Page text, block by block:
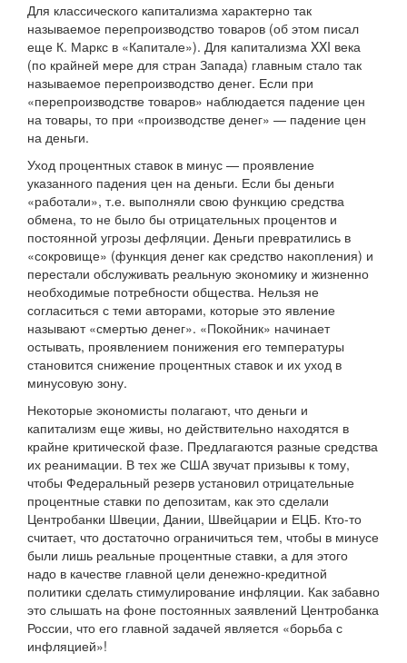
Для классического капитализма характерно так
называемое перепроизводство товаров (об этом писал
еще К. Маркс в «Капитале»). Для капитализма XXI века
(по крайней мере для стран Запада) главным стало так
называемое перепроизводство денег. Если при
«перепроизводстве товаров» наблюдается падение цен
на товары, то при «производстве денег» — падение цен
на деньги.
Уход процентных ставок в минус — проявление
указанного падения цен на деньги. Если бы деньги
«работали», т.е. выполняли свою функцию средства
обмена, то не было бы отрицательных процентов и
постоянной угрозы дефляции. Деньги превратились в
«сокровище» (функция денег как средство накопления) и
перестали обслуживать реальную экономику и жизненно
необходимые потребности общества. Нельзя не
согласиться с теми авторами, которые это явление
называют «смертью денег». «Покойник» начинает
остывать, проявлением понижения его температуры
становится снижение процентных ставок и их уход в
минусовую зону.
Некоторые экономисты полагают, что деньги и
капитализм еще живы, но действительно находятся в
крайне критической фазе. Предлагаются разные средства
их реанимации. В тех же США звучат призывы к тому,
чтобы Федеральный резерв установил отрицательные
процентные ставки по депозитам, как это сделали
Центробанки Швеции, Дании, Швейцарии и ЕЦБ. Кто-то
считает, что достаточно ограничиться тем, чтобы в минусе
были лишь реальные процентные ставки, а для этого
надо в качестве главной цели денежно-кредитной
политики сделать стимулирование инфляции. Как забавно
это слышать на фоне постоянных заявлений Центробанка
России, что его главной задачей является «борьба с
инфляцией»!